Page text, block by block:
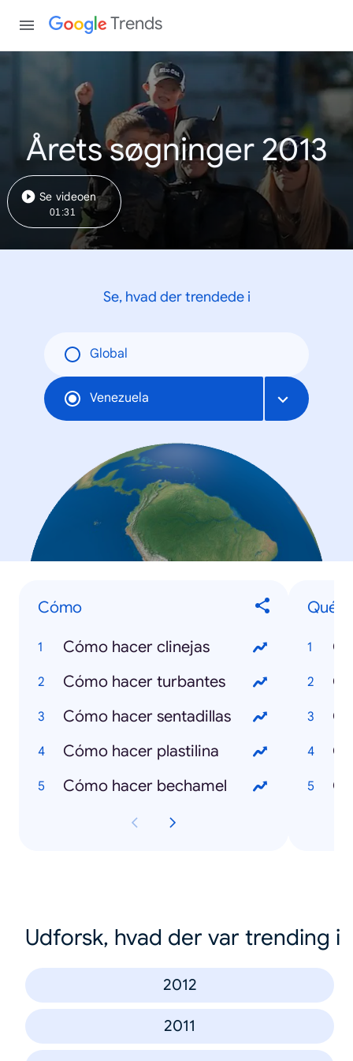
Trends
Årets søgninger 2013
Se videoen
01:31
Se, hvad der trendede i
Global
Venezuela
Cómo
Cómo hacer clinejas
Cómo hacer turbantes
Cómo hacer sentadillas
Cómo hacer plastilina
Cómo hacer bechamel
Qué
Udforsk, hvad der var trending i
2012
2011